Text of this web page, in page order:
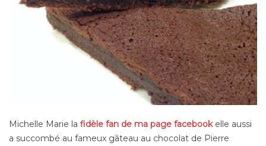
Michelle Marie la fidèle fan de ma page facebookelle aussi
a succombé au fameux gâteau au chocolat de Pierre